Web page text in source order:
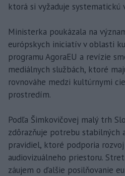
ktorá si vyžaduje systematickú
Ministerka poukázala na
európskych iniciatív v oblasti
programu AgoraEU a revízie
mediálnych službách, ktoré
rovnováhe medzi kultúrnymi
prostredím.
Podľa Šimkovičovej malý trh
zdôrazňuje potrebu stabilných
pravidiel, ktoré podporia
audiovizuálneho priestoru.
záujem o ďalšie posilňovanie